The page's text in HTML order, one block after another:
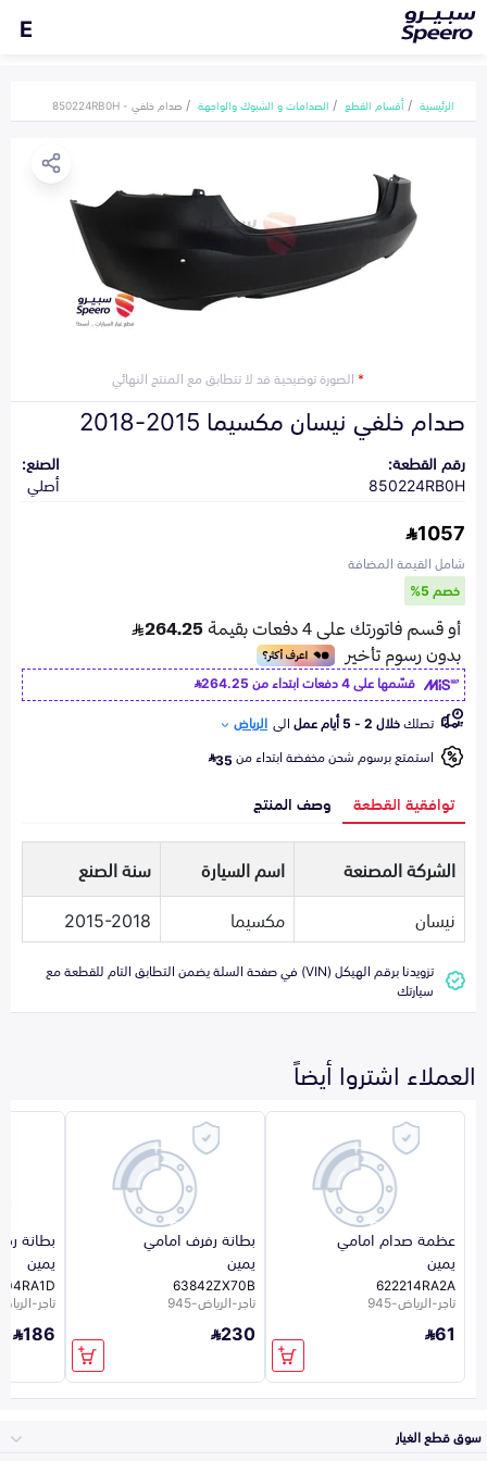
E
الرئيسية أقسام القطع الصدامات و الشبوك والواجهة صدام خلفي - 850224RB0H
*الصورة توضيحية قد لا تتطابق مع المنتج النهائي
صدام خلفي نيسان مكسيما 2015-2018
رقم القطعة:
850224RB0H
الصنع:
أصلي
1057
شامل القيمة المضافة
خصم 5%
قسّمها على 4 دفعات ابتداء من
264.25
تصلكخلال 2 - 5 أيام عمل الى الرياض
استمتع برسوم شحن مخفضة ابتداء من35
توافقية القطعة وصف المنتج
الشركة المصنعة اسم السيارة
سنة الصنع
نيسان
مكسيما 2015-2018
تزويدنا برقم الهيكل (VIN) في صفحة السلة يضمن التطابق التام للقطعة مع
سيارتك
العملاء اشتروا أيضاً
عظمة صدام امامي
يمين
622214RA2A
تاجر-الرياض-945
61
بطانة رفرف امامي
يمين
63842ZX70B
تاجر-الرياض-945
230
بطانة
يمين
تاجر-الرياض-
186
سوق قطع الغيار